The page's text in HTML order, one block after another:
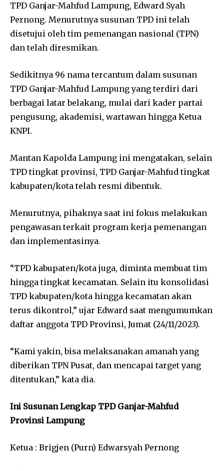
TPD Ganjar-Mahfud Lampung, Edward Syah
Pernong. Menurutnya susunan TPD ini telah
disetujui oleh tim pemenangan nasional (TPN)
dan telah diresmikan.
Sedikitnya 96 nama tercantum dalam susunan
TPD Ganjar-Mahfud Lampung yang terdiri dari
berbagai latar belakang, mulai dari kader partai
pengusung, akademisi, wartawan hingga Ketua
KNPI.
Mantan Kapolda Lampung ini mengatakan, selain
TPD tingkat provinsi, TPD Ganjar-Mahfud tingkat
kabupaten/kota telah resmi dibentuk.
Menurutnya, pihaknya saat ini fokus melakukan
pengawasan terkait program kerja pemenangan
dan implementasinya.
“TPD kabupaten/kota juga, diminta membuat tim
hingga tingkat kecamatan. Selain itu konsolidasi
TPD kabupaten/kota hingga kecamatan akan
terus dikontrol,” ujar Edward saat mengumumkan
daftar anggota TPD Provinsi, Jumat (24/11/2023).
“Kami yakin, bisa melaksanakan amanah yang
diberikan TPN Pusat, dan mencapai target yang
ditentukan,” kata dia.
Ini Susunan Lengkap TPD Ganjar-Mahfud
Provinsi Lampung
Ketua : Brigjen (Purn) Edwarsyah Pernong